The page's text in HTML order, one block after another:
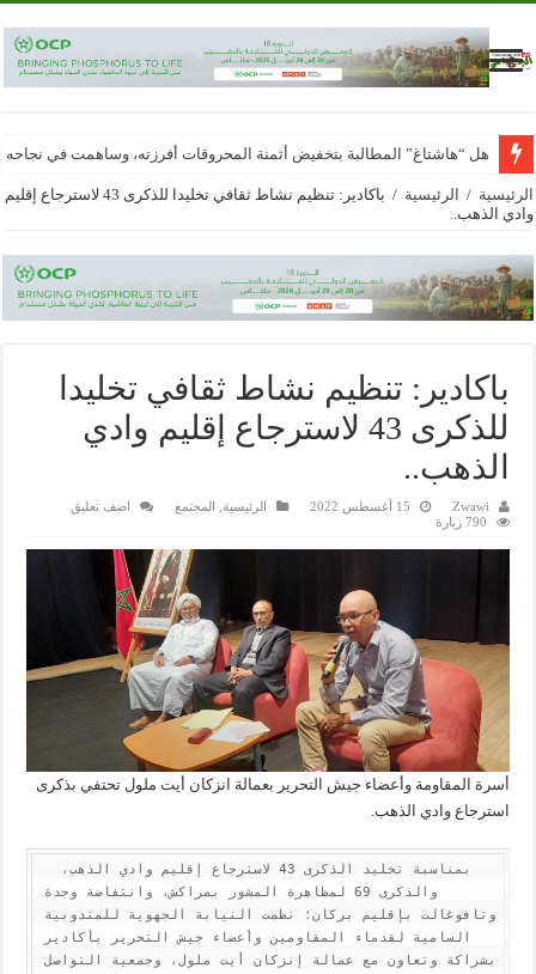
هل “هاشتاغ” المطالبة بتخفيض أثمنة المحروقات أفرزته، وساهمت في
الرئيسية / الرئيسية /
باكادير: تنظيم نشاط ثقافي تخليدا للذكرى 43 لاسترجاع إقليم
وادي الذهب..
باكادير: تنظيم نشاط ثقافي تخليدا
للذكرى 43 لاسترجاع إقليم وادي
الذهب..
Zwawi 15 أغسطس 2022 الرئيسية المجتمع
اضف تعليق
790 زيارة
أسرة المقاومة وأعضاء جيش التحرير بعمالة انزكان أيت ملول تحتفي بذكرى
استرجاع وادي الذهب.
بشراكة وتعاون مع عمالة إنزكان أيت ملول، وجمعية التواصل